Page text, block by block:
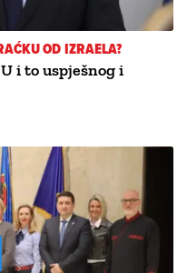
OD IZRAELA?
i to uspješnog i